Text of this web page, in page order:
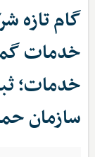
گام تازه
خدمات
سازمان